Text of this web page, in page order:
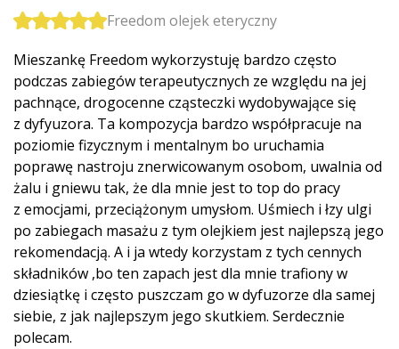
Freedom olejek eteryczny
Mieszankę Freedom wykorzystuję bardzo często
podczas zabiegów terapeutycznych ze względu na jej
pachnące, drogocenne cząsteczki wydobywające się
z dyfyuzora. Ta kompozycja bardzo współpracuje na
poziomie fizycznym i mentalnym bo uruchamia
poprawę nastroju znerwicowanym osobom, uwalnia od
żalu i gniewu tak, że dla mnie jest to top do pracy
z emocjami, przeciążonym umysłom. Uśmiech i łzy ulgi
po zabiegach masażu z tym olejkiem jest najlepszą jego
rekomendacją. A i ja wtedy korzystam z tych cennych
składników ,bo ten zapach jest dla mnie trafiony w
dziesiątkę i często puszczam go w dyfuzorze dla samej
siebie, z jak najlepszym jego skutkiem. Serdecznie
polecam.